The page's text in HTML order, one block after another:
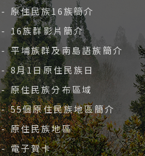
- 原住民族16族簡介
- 16族群影片簡介
- 平埔族群及南島語族簡介
- 8月1日原住民族日
- 原住民族分布區域
- 55個原住民族地區簡介
- 原住民族地區
- 電子賀卡